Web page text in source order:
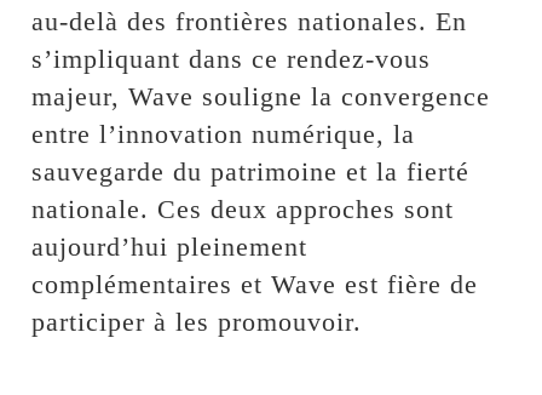
au-delà des frontières nationales. En
s’impliquant dans ce rendez-vous
majeur, Wave souligne la convergence
entre l’innovation numérique, la
sauvegarde du patrimoine et la fierté
nationale. Ces deux approches sont
aujourd’hui pleinement
complémentaires et Wave est fière de
participer à les promouvoir.